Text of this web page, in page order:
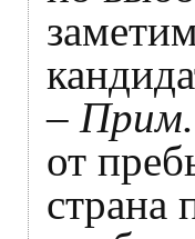
–
от
страна